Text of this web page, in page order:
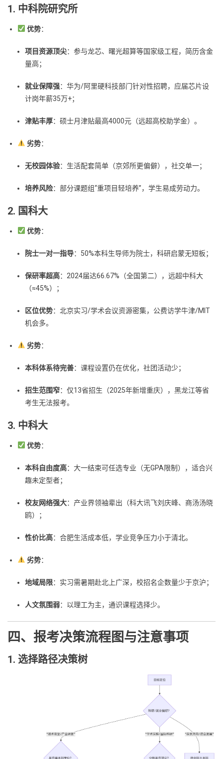
1. 中科院研究所
优势：
项目资源顶尖：参与龙芯、曙光超算等国家级工程，简历含金
量高；
就业保障强：华为/阿里硬科技部门针对性招聘，应届芯片设
计岗年薪35万+；
津贴丰厚：硕士月津贴最高4000元（远超高校助学金）。
劣势：
无校园体验：生活配套简单（京郊所更偏僻），社交单一；
培养风险：部分课题组“重项目轻培养”，学生易成劳动力。
2. 国科大
优势：
院士一对一指导：50%本科生导师为院士，科研启蒙无短板；
保研率超高：2024届达66.67%（全国第二），远超中科大
（≈45%）；
区位优势：北京实习/学术会议资源密集，公费访学牛津/MIT
机会多。
劣势：
本科体系待完善：课程设置仍在优化，社团活动少；
招生范围窄：仅13省招生（2025年新增重庆），黑龙江等省
考生无法报考。
3. 中科大
优势：
本科自由度高：大一结束可任选专业（无GPA限制），适合兴
趣未定型者；
校友网络强大：产业界领袖辈出（科大讯飞刘庆峰、商汤汤晓
鸥）；
性价比高：合肥生活成本低，学业竞争压力小于清北。
劣势：
地域局限：实习需暑期赴北上广深，校招名企数量少于京沪；
人文氛围弱：以理工为主，通识课程选择少。
四、报考决策流程图与注意事项
1. 选择路径决策树